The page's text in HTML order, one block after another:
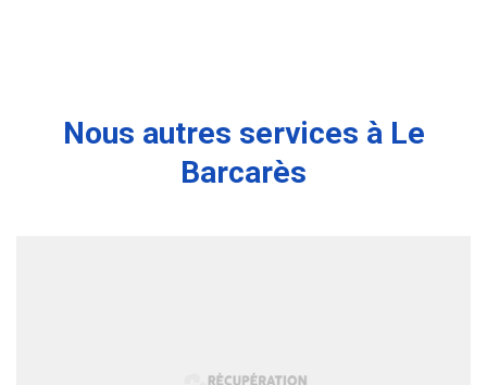
Nous autres services à Le
Barcarès